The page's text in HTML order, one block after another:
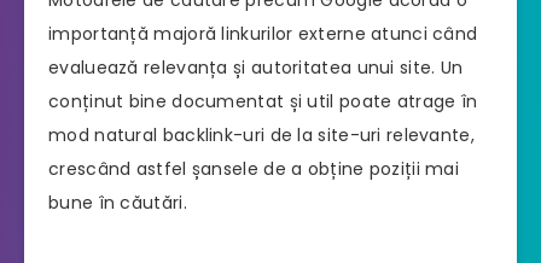
importanță majoră linkurilor externe atunci când
evaluează relevanța și autoritatea unui site. Un
conținut bine documentat și util poate atrage în
mod natural backlink-uri de la site-uri relevante,
crescând astfel șansele de a obține poziții mai
bune în căutări.